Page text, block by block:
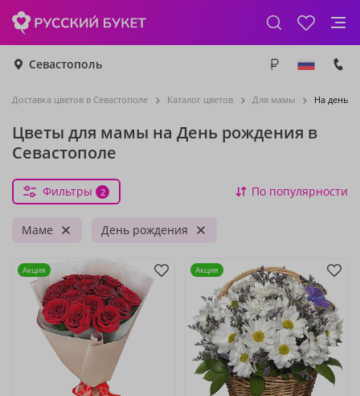
Севастополь
Доставка цветов в Севастополе Каталог цветов Для мамы На день
Цветы для мамы на День рождения в
Севастополе
Фильтры 2 По популярности
Маме День рождения
Акция Акция